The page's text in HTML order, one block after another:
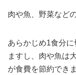
肉や魚、野菜など
あらかじめ1食分
ますし、肉や魚は
が食費を節約できま